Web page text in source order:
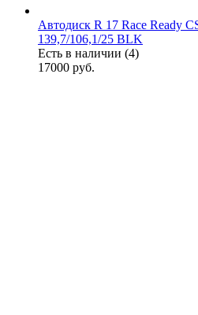
Автодиск R 17 Race Ready
139,7/106,1/25 BLK
Есть в наличии (4)
17000 руб.